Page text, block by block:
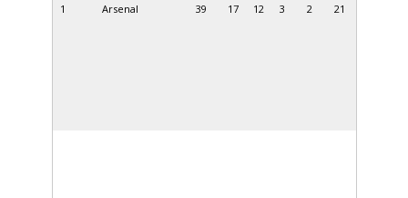
1 Arsenal 39 17 12 3 2 21